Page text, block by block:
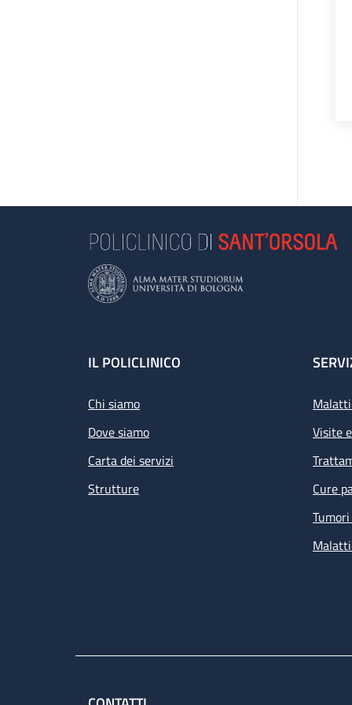
Footer
IL POLICLINICO
Chi siamo
Dove siamo
Carta dei servizi
Strutture
Visite
Cure